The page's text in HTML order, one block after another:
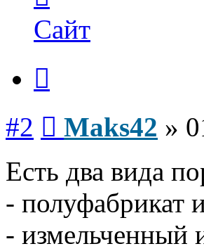
пользователя
Maks42
Сайт
#2 Maks42 »
Есть два вида
- полуфабрикат
- измельченный